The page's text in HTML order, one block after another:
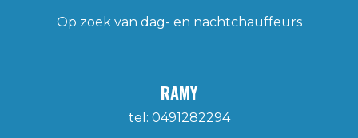
Op zoek van dag- en nachtchauffeurs
RAMY
tel: 0491282294